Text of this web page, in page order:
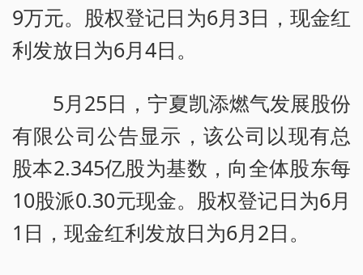
9万元。股权登记日为6月3日，现金红
利发放日为6月4日。
5月25日，宁夏凯添燃气发展股份
有限公司公告显示，该公司以现有总
股本2.345亿股为基数，向全体股东每
10股派0.30元现金。股权登记日为6月
1日，现金红利发放日为6月2日。